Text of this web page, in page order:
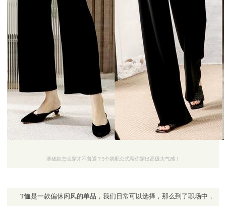
基础款怎么穿才不普通？5个搭配公式帮你穿出高级大气感！
T恤是一款偏休闲风的单品，我们日常可以选择，那么到了职场中，